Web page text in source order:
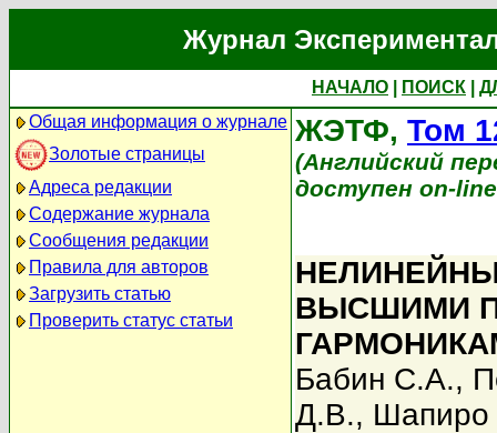
Журнал
НАЧАЛО ПОИСК
Общая информация о журнале
Золотые страницы
Адреса редакции
Содержание журнала
Сообщения редакции
Правила для авторов
Загрузить статью
Проверить статус статьи
ЖЭТФ, Том
(Английский
доступен on-
ВЫСШИМИ
Бабин С.А.,
Д.В.,